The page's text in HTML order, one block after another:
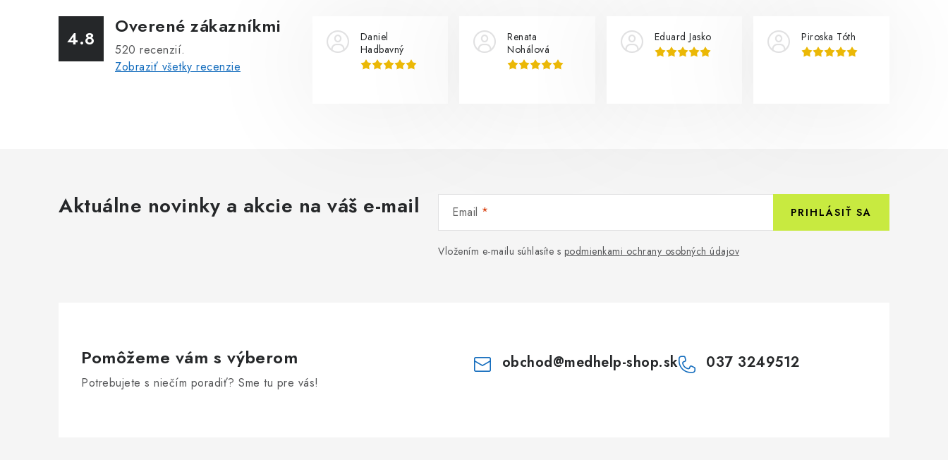
4.8
Overené zákazníkmi
520 recenzií.
Zobraziť všetky recenzie
Daniel
Hadbavný
Renata
Nohálová
Eduard Jasko Piroska Tóth
Aktuálne novinky a akcie na váš e-mail Email
Vložením e-mailu súhlasíte s podmienkami ochrany osobných údajov
PRIHLÁSIŤ SA
Pomôžeme vám s výberom
Potrebujete s niečím poradiť? Sme tu pre vás!
obchod@medhelp-shop.sk 037 3249512